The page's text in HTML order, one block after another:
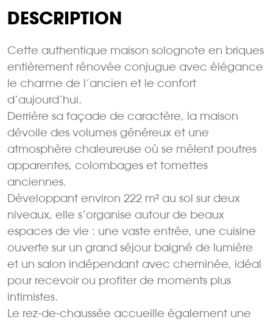
DESCRIPTION
Cette authentique maison solognote en briques
entièrement rénovée conjugue avec élégance
le charme de l’ancien et le confort
d’aujourd’hui.
Derrière sa façade de caractère, la maison
dévoile des volumes généreux et une
atmosphère chaleureuse où se mêlent poutres
apparentes, colombages et tomettes
anciennes.
Développant environ 222 m² au sol sur deux
niveaux, elle s’organise autour de beaux
espaces de vie : une vaste entrée, une cuisine
ouverte sur un grand séjour baigné de lumière
et un salon indépendant avec cheminée, idéal
pour recevoir ou profiter de moments plus
intimistes.
Le rez-de-chaussée accueille également une